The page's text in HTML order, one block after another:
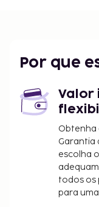
Tampa, Florida
Tampa, FL (TPF-
Sarasota, Florida
Sarasota-
Há
atividades
dispor, incluindo
espaço oferece
excursões/
Por que
Valor
Obtenha
Garantia
escolha
todos os
para